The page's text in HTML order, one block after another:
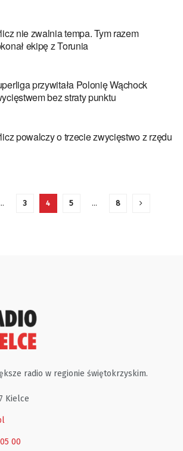
nie zwalnia tempa. Tym razem
ekipę z Torunia
przywitała Polonię Wąchock
bez straty punktu
powalczy o trzecie zwycięstwo z rzędu
3 4 5 … 8
radio w regionie świętokrzyskim.
Kielce
00